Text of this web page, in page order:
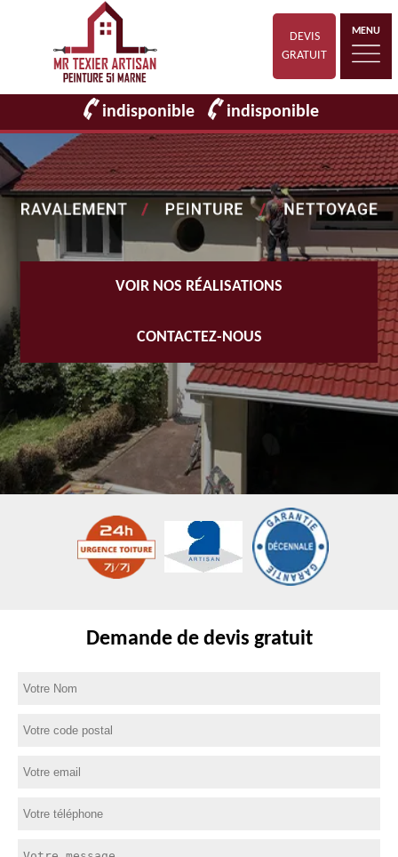
DEVIS
GRATUIT
MENU
indisponible indisponible
VOIR NOS RÉALISATIONS
CONTACTEZ-NOUS
Demande de devis gratuit